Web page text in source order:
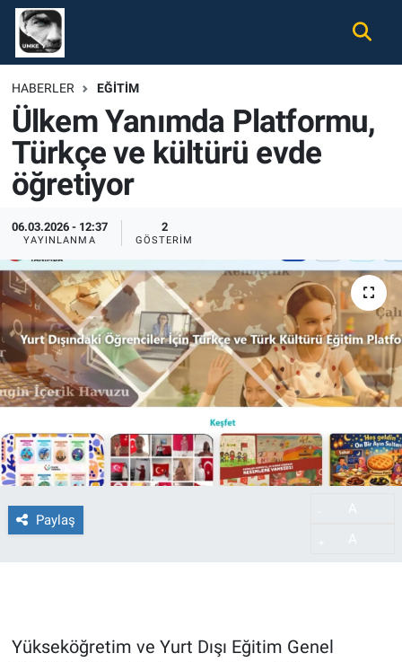
HABERLER EĞITIM
Ülkem Yanımda Platformu,
Türkçe ve kültürü evde
öğretiyor
06.03.2026 - 12:37
YAYINLANMA
2
GÖSTERIM
Paylaş
Yükseköğretim ve Yurt Dışı Eğitim Genel
Gündem
Ekonomi
Spor
Magazin
Tüm Haberler
İletişim
Künye
Nöbetçi Eczaneler
Hava Durumu
Namaz Vakitleri
Trafik Durumu
Süper Lig Puan Durumu ve Fikstür
Tüm Manşetler
Son Dakika Haberleri
Haber Arşivi